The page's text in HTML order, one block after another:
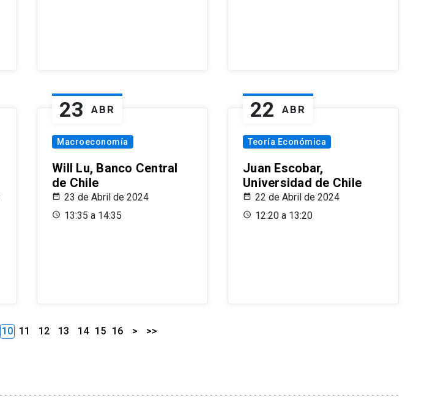
23 ABR
Macroeconomía
Will Lu, Banco Central
de Chile
23 de Abril de 2024
13:35 a 14:35
22 ABR
Teoría Económica
Juan Escobar,
Universidad de Chile
22 de Abril de 2024
12:20 a 13:20
10 11 12 13 14 15 16 > >>